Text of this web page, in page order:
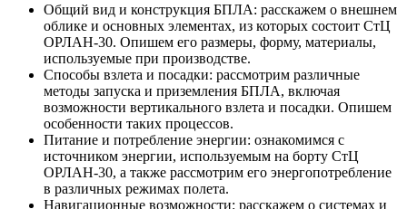
Общий вид и конструкция БПЛА: расскажем о внешнем
облике и основных элементах, из которых состоит СтЦ
ОРЛАН-30. Опишем его размеры, форму, материалы,
используемые при производстве.
Способы взлета и посадки: рассмотрим различные
методы запуска и приземления БПЛА, включая
возможности вертикального взлета и посадки. Опишем
особенности таких процессов.
Питание и потребление энергии: ознакомимся с
источником энергии, используемым на борту СтЦ
ОРЛАН-30, а также рассмотрим его энергопотребление
в различных режимах полета.
Навигационные возможности: расскажем о системах и